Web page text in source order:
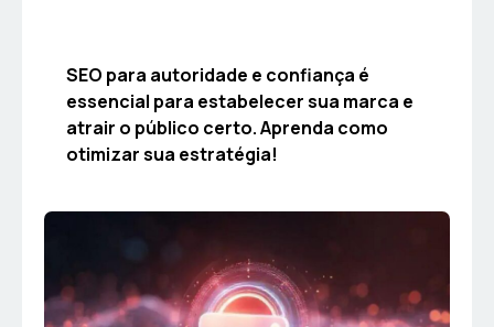
SEO para autoridade e confiança é
essencial para estabelecer sua marca e
atrair o público certo. Aprenda como
otimizar sua estratégia!